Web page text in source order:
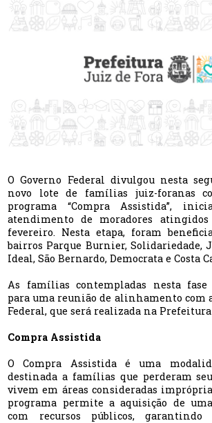
O Governo Federal divulgou nesta
novo lote de famílias juiz-foranas
programa “Compra Assistida”,
atendimento de moradores
fevereiro. Nesta etapa, foram
bairros Parque Burnier, Solidariedade,
Ideal, São Bernardo, Democrata e Costa
As famílias contempladas nesta fase
para uma reunião de alinhamento com
Federal, que será realizada na
Compra Assistida
O Compra Assistida é uma
destinada a famílias que perderam
vivem em áreas consideradas
programa permite a aquisição de
com recursos públicos, garantindo